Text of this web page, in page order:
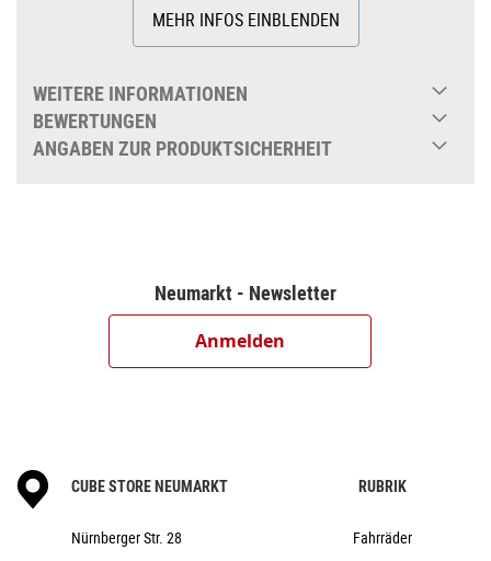
MEHR INFOS EINBLENDEN
WEITERE INFORMATIONEN
BEWERTUNGEN
ANGABEN ZUR PRODUKTSICHERHEIT
Neumarkt - Newsletter
Anmelden
CUBE STORE NEUMARKT
Nürnberger Str. 28
RUBRIK
Fahrräder